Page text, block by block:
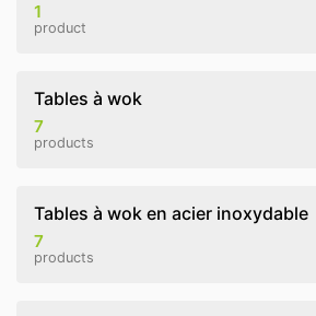
1
product
Tables à wok
7
products
Tables à wok en acier inoxydable
7
products